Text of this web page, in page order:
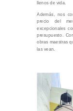
llenos de vida.
Además, nos
precio del
excepcionales
presupuesto.
obras maestras
las vean.